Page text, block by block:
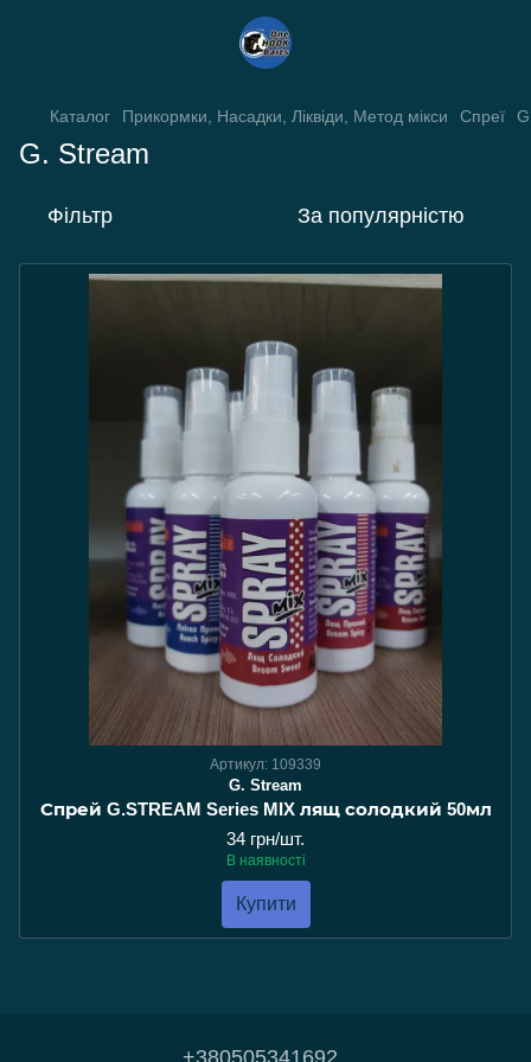
Каталог Прикормки, Насадки, Ліквіди, Метод мікси Спреї
G. Stream
Фільтр За популярністю
Артикул: 109339
G. Stream
Спрей G.STREAM Series MIX лящ солодкий 50мл
34 грн/шт.
В наявності
Купити
+380505341692